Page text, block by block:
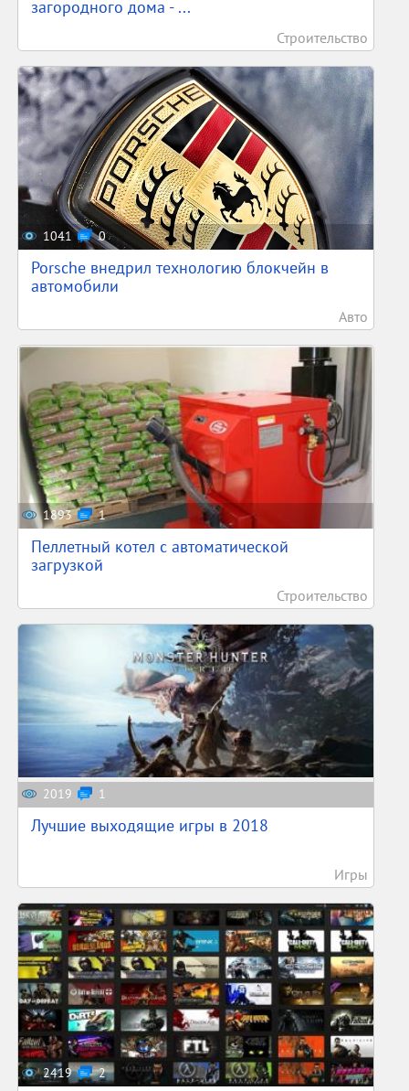
загородного дома - ...
Строительство
1041 0
Porsche внедрил технологию блокчейн в
автомобили
Авто
1893 1
Пеллетный котел с автоматической
загрузкой
Строительство
2019 1
Лучшие выходящие игры в 2018
Игры
2419 2